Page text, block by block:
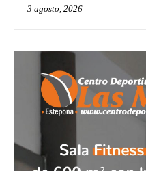
3 agosto, 2026